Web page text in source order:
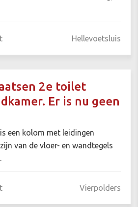
Hellevoetsluis
2e toilet
Er is nu geen
een kolom met leidingen
van de vloer- en wandtegels
Vierpolders